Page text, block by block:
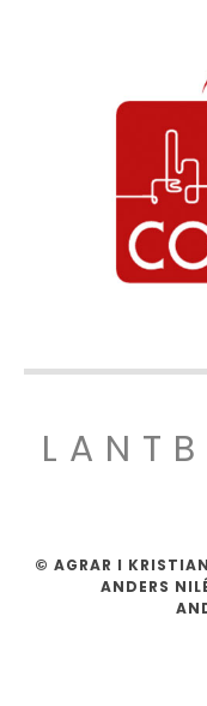
© AGRAR I
ANDERS